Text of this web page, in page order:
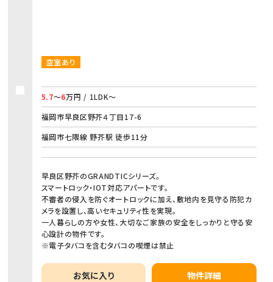
空室あり
5.7～6万円 / 1LDK～
福岡市早良区野芥４丁目17-6
福岡市七隈線 野芥駅 徒歩11分
早良区野芥のGRANDTICシリーズ。
スマートロック・IOT対応アパートです。
不審者の侵入を防ぐオートロックに加え、敷地内を見守る防犯カ
メラを設置し、高いセキュリティ性を実現。
一人暮らしの方や女性、大切なご家族の安全をしっかりと守る安
心設計の物件です。
※電子タバコを含むタバコの喫煙は禁止
お気に入り 物件詳細